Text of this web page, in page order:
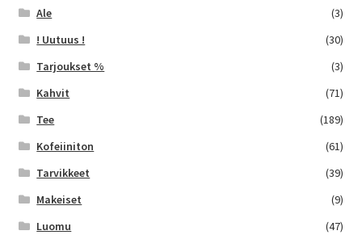
Ale
(3)
! Uutuus !
(30)
Tarjoukset %
(3)
Kahvit
(71)
Tee
(189)
Kofeiiniton
(61)
Tarvikkeet
(39)
Makeiset
(9)
Luomu
(47)